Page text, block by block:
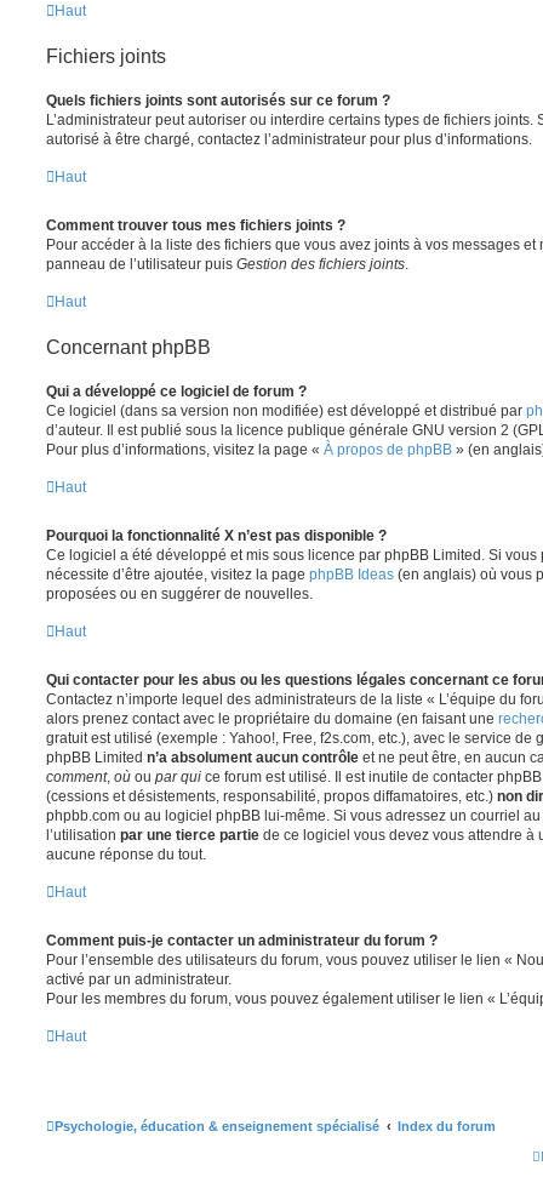
Haut
Fichiers joints
Quels fichiers joints sont autorisés sur ce forum ?
L’administrateur peut autoriser ou interdire certains types de fichiers joints.
autorisé à être chargé, contactez l’administrateur pour plus d’informations.
Haut
Comment trouver tous mes fichiers joints ?
Pour accéder à la liste des fichiers que vous avez joints à vos messages
panneau de l’utilisateur puis Gestion des fichiers joints
Haut
Concernant phpBB
Qui a développé ce logiciel de forum ?
Ce logiciel (dans sa version non modifiée) est développé et distribué par
d’auteur. Il est publié sous la licence publique générale GNU version 2
Pour plus d’informations, visitez la page « À propos de phpBB » (en
Haut
Pourquoi la fonctionnalité X n’est pas disponible ?
Ce logiciel a été développé et mis sous licence par phpBB Limited. Si vous
nécessite d’être ajoutée, visitez la page phpBB Ideas (en anglais) où vous
proposées ou en suggérer de nouvelles.
Haut
Qui contacter pour les abus ou les questions légales concernant ce
Contactez n’importe lequel des administrateurs de la liste « L’équipe du
alors prenez contact avec le propriétaire du domaine (en faisant une
gratuit est utilisé (exemple : Yahoo!, Free, f2s.com, etc.), avec le service de
phpBB Limited n’a absolument aucun contrôle et ne peut être, en aucun
comment, où ou par qui ce forum est utilisé. Il est inutile de contacter
(cessions et désistements, responsabilité, propos diffamatoires, etc.) non
phpbb.com ou au logiciel phpBB lui-même. Si vous adressez un courriel
l’utilisation par une tierce partie de ce logiciel vous devez vous attendre à
aucune réponse du tout.
Haut
Comment puis-je contacter un administrateur du forum ?
Pour l’ensemble des utilisateurs du forum, vous pouvez utiliser le lien «
activé par un administrateur.
Pour les membres du forum, vous pouvez également utiliser le lien «
Haut
Psychologie, éducation & enseignement spécialisé Index du forum